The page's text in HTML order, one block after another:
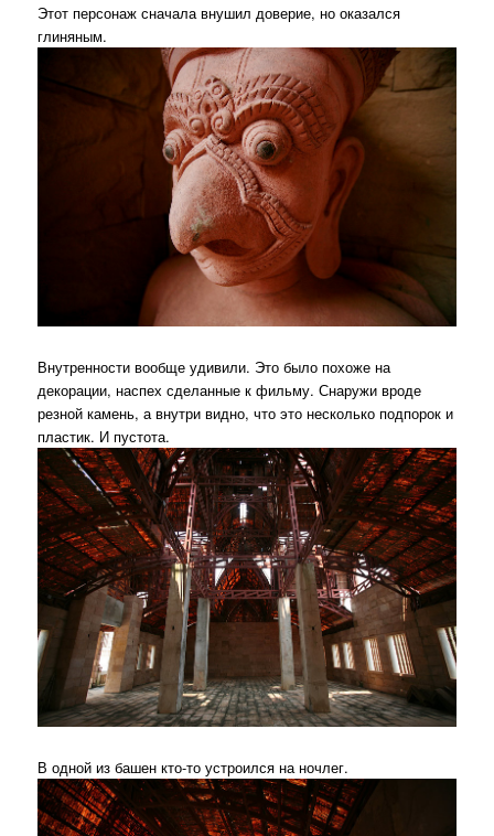
Этот персонаж сначала внушил доверие, но оказался
глиняным.
Внутренности вообще удивили. Это было похоже на
декорации, наспех сделанные к фильму. Снаружи вроде
резной камень, а внутри видно, что это несколько подпорок и
пластик. И пустота.
В одной из башен кто-то устроился на ночлег.